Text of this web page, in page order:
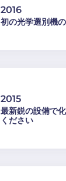
2016
初の光学選別機
2015
最新鋭の設備で
ください